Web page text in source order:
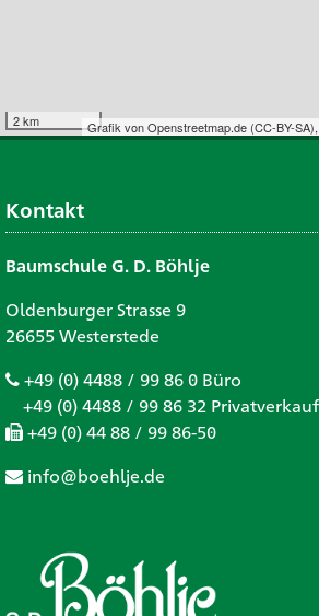
2 km Grafik vonOpenstreetmap.de (CC-BY-SA),
Kontakt
Baumschule G. D. Böhlje
Oldenburger Strasse 9
26655 Westerstede
+49 (0) 4488 / 99 86 0 Büro
+49 (0) 4488 / 99 86 32 Privatverkauf
+49 (0) 44 88 / 99 86-50
info@boehlje.de